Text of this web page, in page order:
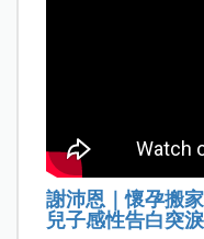
謝沛恩｜懷孕搬
兒子感性告白突